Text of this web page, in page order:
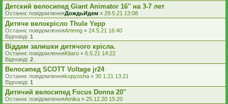
Детский велосипед Giant Animator 16'' на 3-7 лет
Останнє повідомленняДождьИдем « 29.5.21 13:08
Дитяче велокрісло Thule Yepp
Останнє повідомленняArtemg « 24.5.21 16:40
Відповіді: 1
Віддам залишки дитячого крісла.
Останнє повідомленняKitaro « 6.5.21 14:22
Відповіді: 2
Велосипед SCOTT Voltage jr24
Останнє повідомленняkopyosha « 30.1.21 13:21
Відповіді: 1
Дитячий велосипед Focus Donna 20''
Останнє повідомленняAmika « 25.12.20 15:20